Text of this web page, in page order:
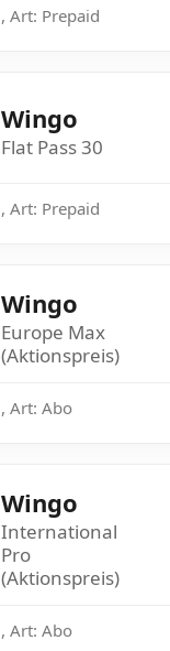
Art: Prepaid
Wingo
Flat Pass 30
Art: Prepaid
Wingo
Europe Max
(Aktionspreis)
Art: Abo
Wingo
International
Pro
(Aktionspreis)
Art: Abo